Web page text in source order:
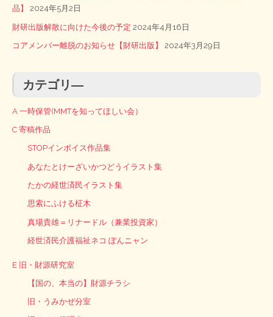
品】
2024年5月2日
財研出版解散に向けた今後の予定 2024年4月16日
コアメンバー離脱のお知らせ【財研出版】 2024年3月29日
カテゴリ―
A 一時保管(MMTを知ってほしい会）
C 寄稿作品
STOPインボイス作品集
あなたとけーざいかつどうイラスト集
たかの経世済民イラスト集
思索にふける柾木
真場貴雄＝リナードル（兼業投資家）
経世済民介護福祉ネコ ぽんニャン
E 旧・財源研究室
【国の、本当の】財源チラシ
旧・うみかぜ分室